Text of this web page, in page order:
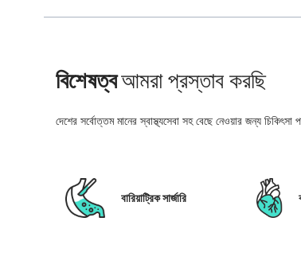
বিশেষত্বআমরা প্রস্তাব করছি
দেশের সর্বোত্তম মানের স্বাস্থ্যসেবা সহ বেছে নেওয়ার জন্য
বারিয়াট্রিক সার্জারি